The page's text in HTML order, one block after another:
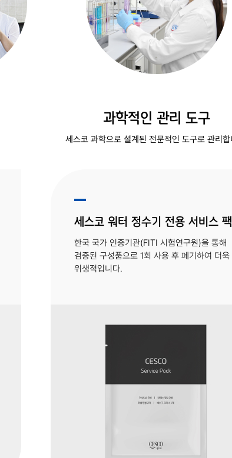
과학적인 관리 도구
세스코 과학으로 설계된 전문적인 도구로 관리합
세스코 워터 정수기 전용 서비스 팩
한국 국가 인증기관(FITI 시험연구원)을 통해
검증된 구성품으로 1회 사용 후 폐기하여 더욱
위생적입니다.